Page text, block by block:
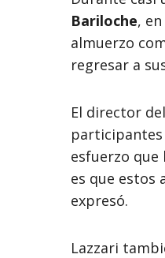
Bariloche,
almuerzo
regresar a
El director
esfuerzo
es que estos
expresó.
Lazzari